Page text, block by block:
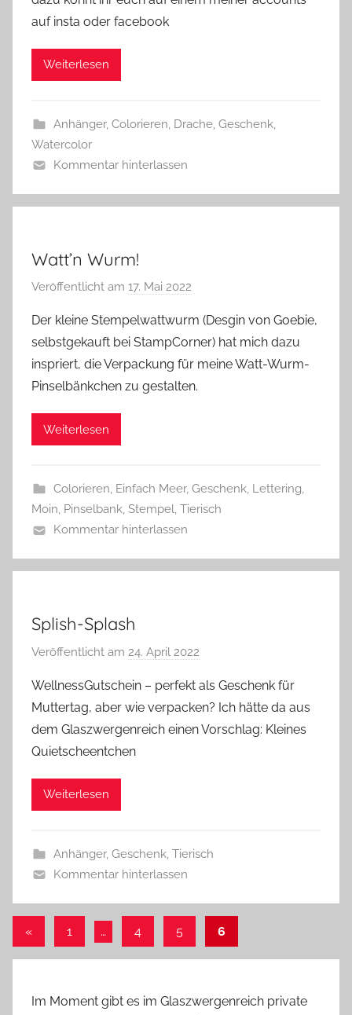
G
e
auf insta oder facebook
Weiterlesen
Anhänger, Colorieren, Drache, Geschenk,
Watercolor
Kommentar hinterlassen
Watt’n Wurm!
Veröffentlicht am 17. Mai 2022
n
G
a
r
g
Der kleine Stempelwattwurm (Desgin von Goebie,
selbstgekauft bei StampCorner) hat mich dazu
inspriert, die Verpackung für meine Watt-Wurm-
Pinselbänkchen zu gestalten.
Weiterlesen
Colorieren, Einfach Meer, Geschenk, Lettering,
Moin, Pinselbank, Stempel, Tierisch
Kommentar hinterlassen
Splish-Splash
Veröffentlicht am 24. April 2022
n
G
r
WellnessGutschein – perfekt als Geschenk für
Muttertag, aber wie verpacken? Ich hätte da aus
dem Glaszwergenreich einen Vorschlag: Kleines
Quietscheentchen
Weiterlesen
Anhänger, Geschenk, Tierisch
Kommentar hinterlassen
Seitennummerierung
der
«Vorherige
1 … 4 5 6
Im Moment gibt es im Glaszwergenreich private